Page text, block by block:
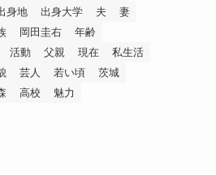
身地 出身大学 夫
妻
岡田圭右
年齢
活動 父親 現在
私生活
芸人 若い頃
茨城
高校 魅力